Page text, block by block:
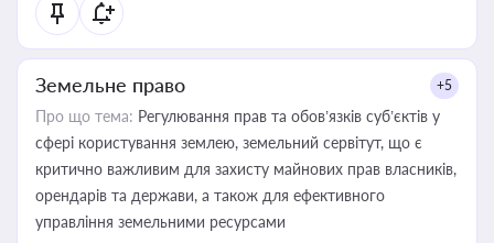
Земельне право +5
Про що тема: Регулювання прав та обов’язків суб’єктів у
сфері користування землею, земельний сервітут, що є
критично важливим для захисту майнових прав власників,
орендарів та держави, а також для ефективного
управління земельними ресурсами